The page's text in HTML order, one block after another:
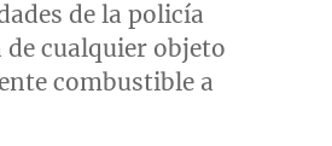
de la policía
de cualquier objeto
combustible a